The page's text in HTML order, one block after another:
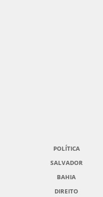
POLÍTICA
SALVADOR
BAHIA
DIREITO